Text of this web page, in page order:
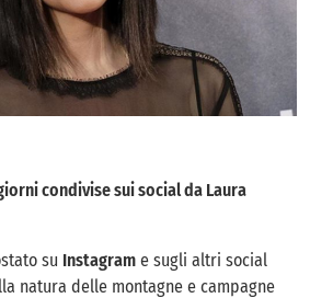
condivise sui social da Laura
su Instagram e sugli altri social
natura delle montagne e campagne